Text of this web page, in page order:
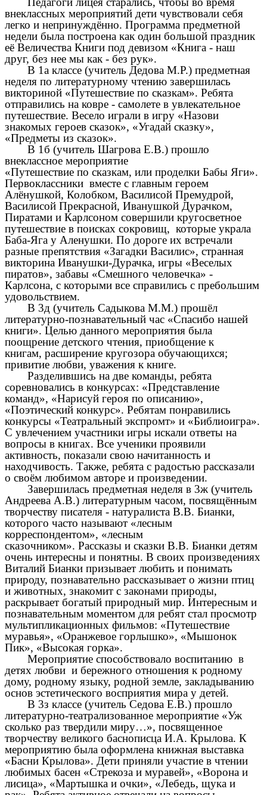
внеклассных мероприятий дети чувствовали себя
легко и непринуждённо. Программа предметной
недели была построена как один большой праздник
её Величества Книги под девизом «Книга - наш
друг, без нее мы как - без рук».
В 1а классе (учитель Дедова М.Р.) предметная
неделя по литературному чтению завершилась
викториной «Путешествие по сказкам». Ребята
отправились на ковре - самолете в увлекательное
путешествие. Весело играли в игру «Назови
знакомых героев сказок», «Угадай сказку»,
«Предметы из сказок».
В 1б (учитель Шагрова Е.В.) прошло
внеклассное мероприятие
«Путешествие по сказкам, или проделки Бабы Яги».
Первоклассники вместе с главным героем
Алёнушкой, Колобком, Василисой Премудрой,
Василисой Прекрасной, Иванушкой Дурачком,
Пиратами и Карлсоном совершили кругосветное
путешествие в поисках сокровищ, которые украла
Баба-Яга у Аленушки. По дороге их встречали
разные препятствия «Загадки Василис», странная
викторина Иванушки-Дурачка, игры «Веселых
пиратов», забавы «Смешного человечка» -
Карлсона, с которыми все справились с пребольшим
удовольствием.
В 3д (учитель Садыкова М.М.) прошёл
литературно-познавательный час «Спасибо нашей
книги». Целью данного мероприятия была
поощрение детского чтения, приобщение к
книгам, расширение кругозора обучающихся;
привитие любви, уважения к книге.
Разделившись на две команды, ребята
соревновались в конкурсах: «Представление
команд», «Нарисуй героя по описанию»,
«Поэтический конкурс». Ребятам понравились
конкурсы «Театральный экспромт» и «Библиоигра».
С увлечением участники игры искали ответы на
вопросы в книгах. Все ученики проявили
активность, показали свою начитанность и
находчивость. Также, ребята с радостью рассказали
о своём любимом авторе и произведении.
Завершилась предметная неделя в 3ж (учитель
Андреева А.В.) литературным часом, посвящённым
творчеству писателя - натуралиста В.В. Бианки,
которого часто называют «лесным
корреспондентом», «лесным
сказочником». Рассказы и сказки В.В. Бианки детям
очень интересны и понятны. В своих произведениях
Виталий Бианки призывает любить и понимать
природу, познавательно рассказывает о жизни птиц
и животных, знакомит с законами природы,
раскрывает богатый природный мир. Интересным и
познавательным моментом для ребят стал просмотр
мультипликационных фильмов: «Путешествие
муравья», «Оранжевое горлышко», «Мышонок
Пик», «Высокая горка».
Мероприятие способствовало воспитанию в
детях любви и бережного отношения к родному
дому, родному языку, родной земле, закладыванию
основ эстетического восприятия мира у детей.
В 3з классе (учитель Седова Е.В.) прошло
литературно-театрализованное мероприятие «Уж
сколько раз твердили миру…», посвященное
творчеству великого баснописца И.А. Крылова. К
мероприятию была оформлена книжная выставка
«Басни Крылова». Дети приняли участие в чтении
любимых басен «Стрекоза и муравей», «Ворона и
лисица», «Мартышка и очки», «Лебедь, щука и